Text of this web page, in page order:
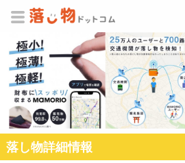
落し物詳細情報